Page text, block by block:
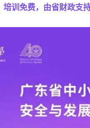
培训免费，由省财政支